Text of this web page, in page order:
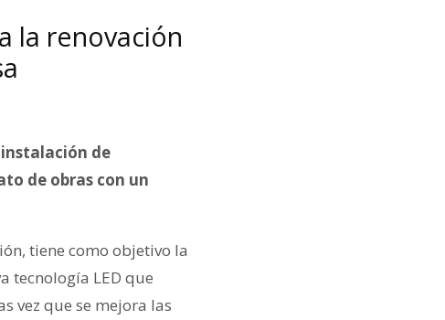
la renovación
de
de obras con un
tiene como objetivo la
tecnología LED que
vez que se mejora las